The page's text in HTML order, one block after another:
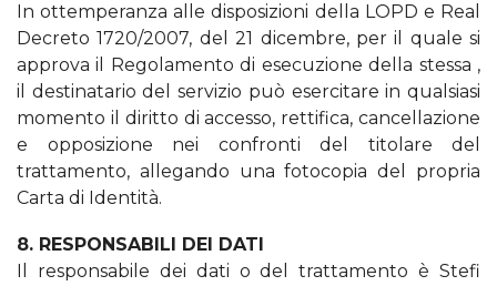
In ottemperanza alle disposizioni della LOPD e Real
Decreto 1720/2007, del 21 dicembre, per il quale si
approva il Regolamento di esecuzione della stessa ,
il destinatario del servizio può esercitare in qualsiasi
momento il diritto di accesso, rettifica, cancellazione
e opposizione nei confronti del titolare del
trattamento, allegando una fotocopia del propria
Carta di Identità.
8. RESPONSABILI DEI DATI
Il responsabile dei dati o del trattamento è Stefi